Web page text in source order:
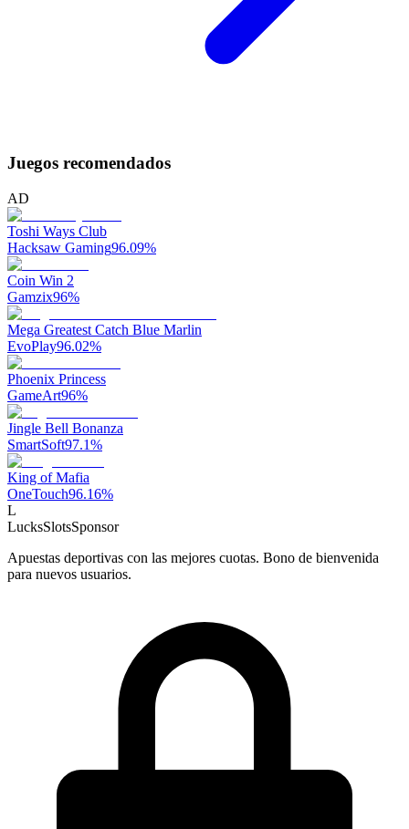
Juegos recomendados
AD
Toshi Ways Club
Hacksaw Gaming96.09%
Coin Win 2
Gamzix96%
Mega Greatest Catch Blue Marlin
EvoPlay96.02%
Phoenix Princess
GameArt96%
Jingle Bell Bonanza
SmartSoft97.1%
King of Mafia
OneTouch96.16%
L
LucksSlotsSponsor
Apuestas deportivas con las mejores cuotas. Bono de bienvenida
para nuevos usuarios.